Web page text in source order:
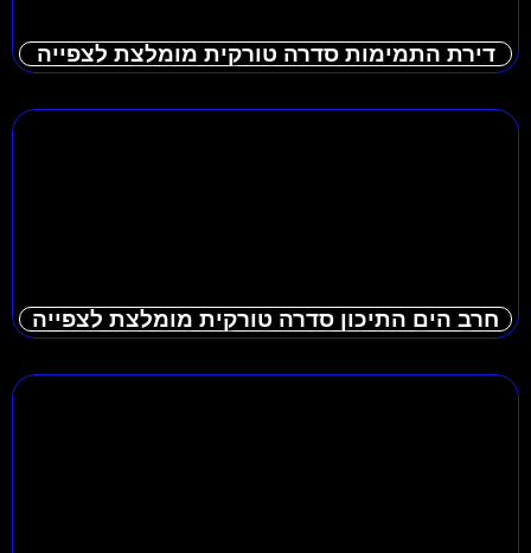
דירת התמימות סדרה טורקית מומלצת לצפייה
חרב הים התיכון סדרה טורקית מומלצת לצפייה